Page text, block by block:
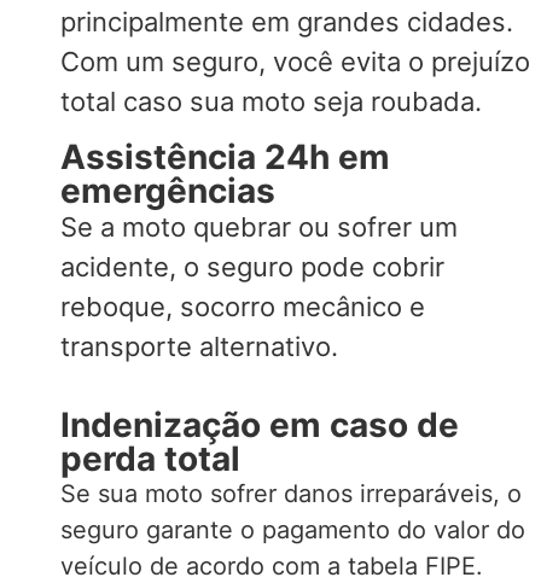
principalmente em grandes cidades.
Com um seguro, você evita o prejuízo
total caso sua moto seja roubada.
Assistência 24h em
emergências
Se a moto quebrar ou sofrer um
acidente, o seguro pode cobrir
reboque, socorro mecânico e
transporte alternativo.
Indenização em caso de
perda total
Se sua moto sofrer danos irreparáveis, o
seguro garante o pagamento do valor do
veículo de acordo com a tabela FIPE.